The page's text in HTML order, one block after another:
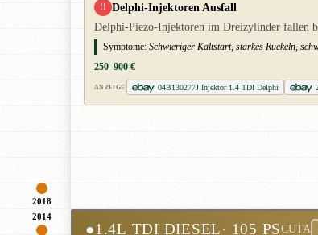
2018
!! Delphi-Injektoren Ausfall
Delphi-Piezo-Injektoren im Dreizylinder fallen
Symptome: Schwieriger Kaltstart, starkes Ruckeln,
250–900 €
ANZEIGE 04B130277J Injektor 1.4 TDI Delphi
2014
●1.4L TDI DIESEL· 105 PSCUTA